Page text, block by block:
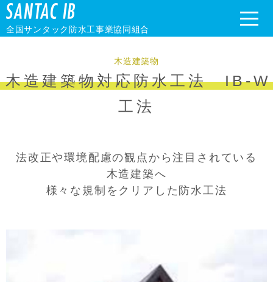
toggle
全国サンタック防水工事業協同組合
木造建築物
木造建築物対応防水工法 IB-W
工法
法改正や環境配慮の観点から注目されている
木造建築へ
様々な規制をクリアした防水工法